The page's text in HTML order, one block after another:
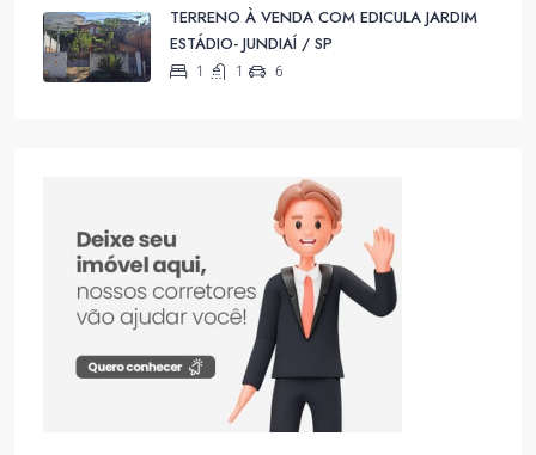
TERRENO À VENDA COM EDICULA JARDIM
ESTÁDIO- JUNDIAÍ / SP
1 1 6